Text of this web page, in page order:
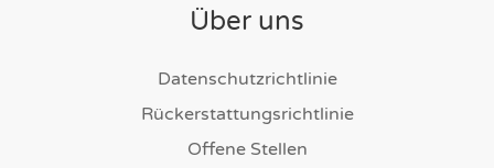
Über uns
Datenschutzrichtlinie
Rückerstattungsrichtlinie
Offene Stellen